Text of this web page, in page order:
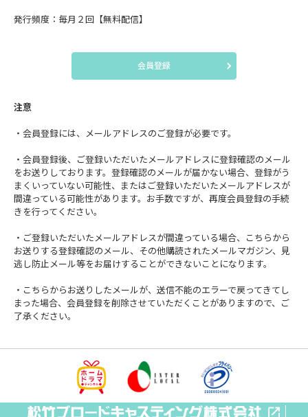
発行頻度：毎月２回【無料配信】
会員登録
注意
・会員登録には、メールアドレスのご登録が必要です。
・会員登録後、ご登録いただいたメールアドレスに登録確認のメール
をお送りしております。登録確認のメールが届かない場合、登録がう
まくいっていない可能性、またはご登録いただいたメールアドレスが
間違っている可能性があります。お手数ですが、再度会員登録の手続
きを行ってください。
・ご登録いただいたメールアドレスが間違っている場合、こちらから
お送りする登録確認のメール、その他購読されたメールマガジン、見
逃し防止メール等をお届けすることができないことになります。
・こちらからお送りしたメールが、送信不能のエラーで戻ってきてし
まった場合、会員登録を削除させていただくことがありますので、ご
了承ください。